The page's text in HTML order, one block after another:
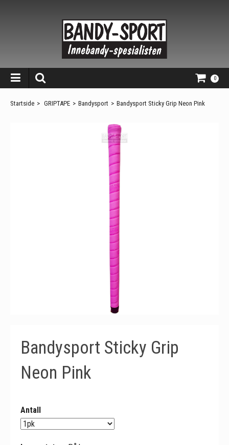
0
Startside > GRIPTAPE > Bandysport > Bandysport Sticky Grip Neon Pink
Bandysport Sticky Grip
Neon Pink
Antall